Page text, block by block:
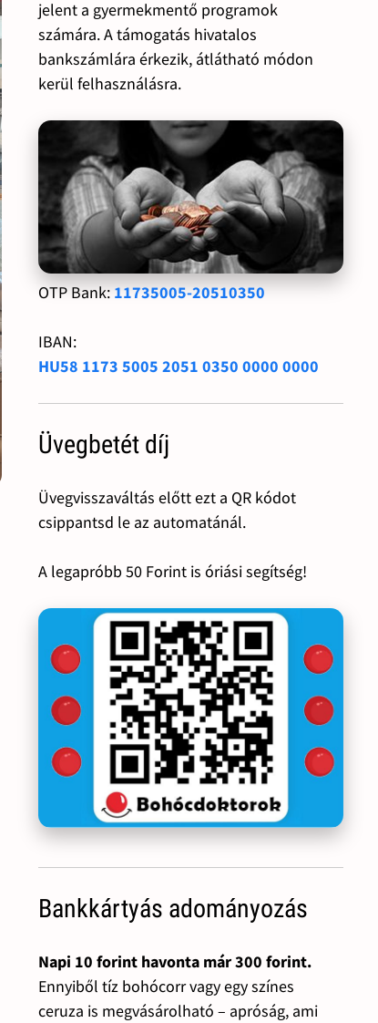
jelent a gyermekmentő programok
számára. A támogatás hivatalos
bankszámlára érkezik, átlátható módon
kerül felhasználásra.
OTP Bank: 11735005-20510350
IBAN:
HU58 1173 5005 2051 0350 0000 0000
Üvegbetét díj
Üvegvisszaváltás előtt ezt a QR kódot
csippantsd le az automatánál.
A legapróbb 50 Forint is óriási segítség!
Bankkártyás adományozás
Napi 10 forint havonta már 300 forint.
Ennyiből tíz bohócorr vagy egy színes
ceruza is megvásárolható – apróság, ami